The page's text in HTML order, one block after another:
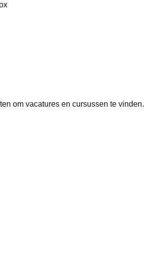
om vacatures en cursussen te vinden.